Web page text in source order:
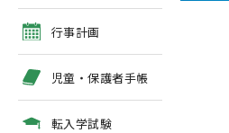
年間行事
施設紹介
アクセスマップ
出願方法
入学検査
入学検査関係行事等の呼
びかけ
行事計画
６月の行事予定
７月・８月の行事予定
児童・保護者手帳
転入学試験
臨時休校等の特別措置に